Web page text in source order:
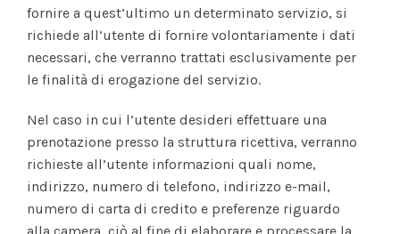
fornire a quest’ultimo un determinato servizio, si
richiede all’utente di fornire volontariamente i dati
necessari, che verranno trattati esclusivamente per
le finalità di erogazione del servizio.
Nel caso in cui l’utente desideri effettuare una
prenotazione presso la struttura ricettiva, verranno
richieste all’utente informazioni quali nome,
indirizzo, numero di telefono, indirizzo e-mail,
numero di carta di credito e preferenze riguardo